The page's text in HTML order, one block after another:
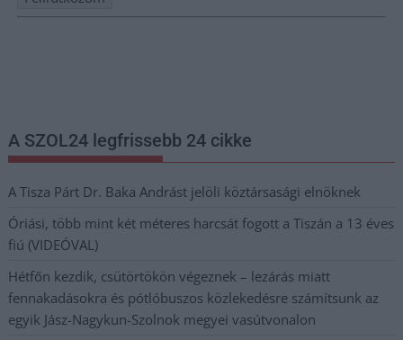
A SZOL24 legfrissebb 24 cikke
A Tisza Párt Dr. Baka Andrást jelöli köztársasági elnöknek
Óriási, több mint két méteres harcsát fogott a Tiszán a 13 éves
fiú (VIDEÓVAL)
Hétfőn kezdik, csütörtökön végeznek – lezárás miatt
fennakadásokra és pótlóbuszos közlekedésre számítsunk az
egyik Jász-Nagykun-Szolnok megyei vasútvonalon